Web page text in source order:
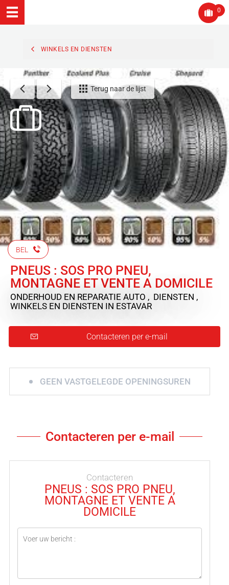
0
WINKELS EN DIENSTEN
Terug naar de lijst
BEL
PNEUS : SOS PRO PNEU,
MONTAGNE ET VENTE A DOMICILE
ONDERHOUD EN REPARATIE AUTO , DIENSTEN ,
WINKELS EN DIENSTEN IN ESTAVAR
Contacteren per e-mail
GEEN VASTGELEGDE OPENINGSUREN
Contacteren per e-mail
Contacteren
PNEUS : SOS PRO PNEU,
MONTAGNE ET VENTE A
DOMICILE